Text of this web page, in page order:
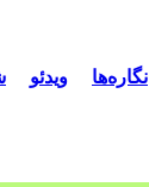
نگاره‌ها ویدئو